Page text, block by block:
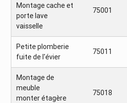
Montage cache et
porte lave
vaisselle
75001
Petite plomberie
fuite de l'évier
75011
Montage de
meuble
monter étagère
75018